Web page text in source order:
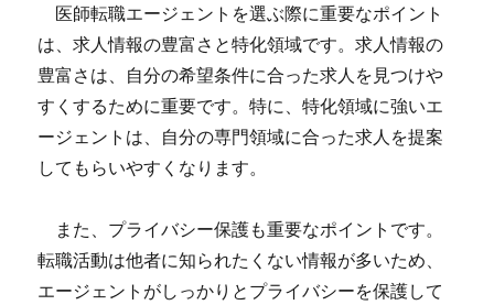
医師転職エージェントを選ぶ際に重要なポイント
は、求人情報の豊富さと特化領域です。求人情報の
豊富さは、自分の希望条件に合った求人を見つけや
すくするために重要です。特に、特化領域に強いエ
ージェントは、自分の専門領域に合った求人を提案
してもらいやすくなります。
また、プライバシー保護も重要なポイントです。
転職活動は他者に知られたくない情報が多いため、
エージェントがしっかりとプライバシーを保護して